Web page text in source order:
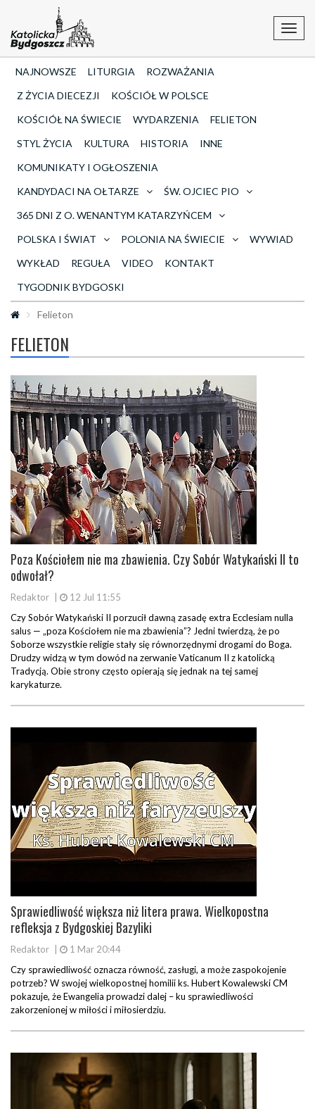
NAJNOWSZE LITURGIA
ROZWAŻANIA
Z ŻYCIA DIECEZJI
KOŚCIÓŁ W POLSCE
KOŚCIÓŁ NA ŚWIECIE
WYDARZENIA
FELIETON
STYL ŻYCIA
KULTURA HISTORIA
INNE
KOMUNIKATY I OGŁOSZENIA
KANDYDACI NA OŁTARZE
ŚW. OJCIEC PIO
365 DNI Z O. WENANTYM KATARZYŃCEM
POLSKA I ŚWIAT
POLONIA NA ŚWIECIE
WYWIAD
WYKŁAD
REGUŁA VIDEO
KONTAKT
TYGODNIK BYDGOSKI
Felieton
FELIETON
Poza Kościołem nie ma zbawienia. Czy Sobór Watykański II to
odwołał?
Redaktor
12 Jul 11:55
Czy Sobór Watykański II porzucił dawną zasadę extra Ecclesiam nulla
salus — „poza Kościołem nie ma zbawienia”? Jedni twierdzą, że po
Soborze wszystkie religie stały się równorzędnymi drogami do Boga.
Drudzy widzą w tym dowód na zerwanie Vaticanum II z katolicką
Tradycją. Obie strony często opierają się jednak na tej samej
karykaturze.
Sprawiedliwość większa niż litera prawa. Wielkopostna
refleksja z Bydgoskiej Bazyliki
Redaktor
1 Mar 20:44
Czy sprawiedliwość oznacza równość, zasługi, a może zaspokojenie
potrzeb? W swojej wielkopostnej homilii ks. Hubert Kowalewski CM
pokazuje, że Ewangelia prowadzi dalej – ku sprawiedliwości
zakorzenionej w miłości i miłosierdziu.